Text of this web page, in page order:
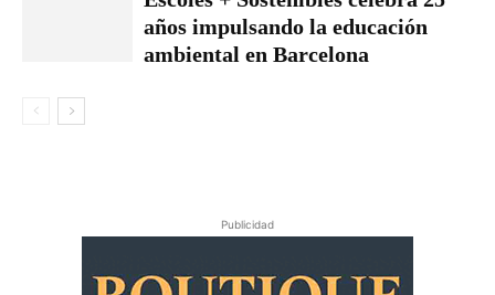
años impulsando la educación
ambiental en Barcelona
Publicidad